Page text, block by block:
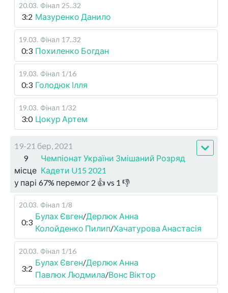
20.03. Фінал 25..32
3:2 Мазуренко Данило
19.03. Фінал 17..32
0:3 Похиленко Богдан
19.03. Фінал 1/16
0:3 Голодюк Ілля
19.03. Фінал 1/32
3:0 Цокур Артем
19-21 бер, 2021
9
місце
Чемпіонат України Змішаний Розряд
Кадети U15 2021
у парі 67% перемог 2 👍 vs 1 👎
20.03. Фінал 1/8
0:3
Булах Євген/Дерлюк Анна
Колойденко Пилип/Хачатурова Анастасія
20.03. Фінал 1/16
3:2
Булах Євген/Дерлюк Анна
Павлюк Людмила/Вонс Віктор